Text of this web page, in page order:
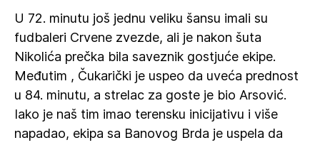
U 72. minutu još jednu veliku šansu imali su
fudbaleri Crvene zvezde, ali je nakon šuta
Nikolića prečka bila saveznik gostjuće ekipe.
Međutim , Čukarički je uspeo da uveća prednost
u 84. minutu, a strelac za goste je bio Arsović.
Iako je naš tim imao terensku inicijativu i više
napadao, ekipa sa Banovog Brda je uspela da